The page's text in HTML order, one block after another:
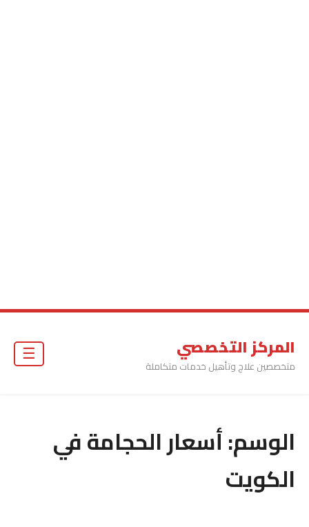
المركز التخصصي
متخصصين علاج وتأهيل خدمات متكاملة
الوسم:أسعار الحجامة في
الكويت